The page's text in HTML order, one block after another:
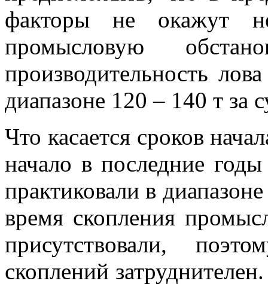
факторы не окажут
промысловую
производительность
диапазоне 120 – 140 т за
Что касается сроков
начало в последние
практиковали в
время скопления
присутствовали,
скоплений